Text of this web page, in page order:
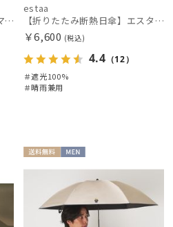
【晴雨兼用折りたたみ日傘】マッキントッシュ フィロソフィー (MACKINTOSH PHILOSOPHY)コーギー 雨の日OK 軽量 遮光100％ 遮熱 UV
estaa
【折りたたみ断熱日傘】エスタ (estaa) ハニカム断熱パラソル 55㎝ 折りたたみ傘 晴雨兼用 遮光100 UV100
￥6,600 (税込)
4.4 （12）
＃遮光100%
＃晴雨兼用